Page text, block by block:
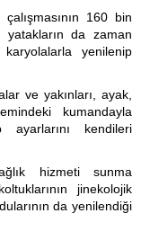
160 bin
da zaman
yenilenip
ve yakınları, ayak,
kumandayla
ayarlarını kendileri
hizmeti sunma
jinekolojik
da yenilendiği